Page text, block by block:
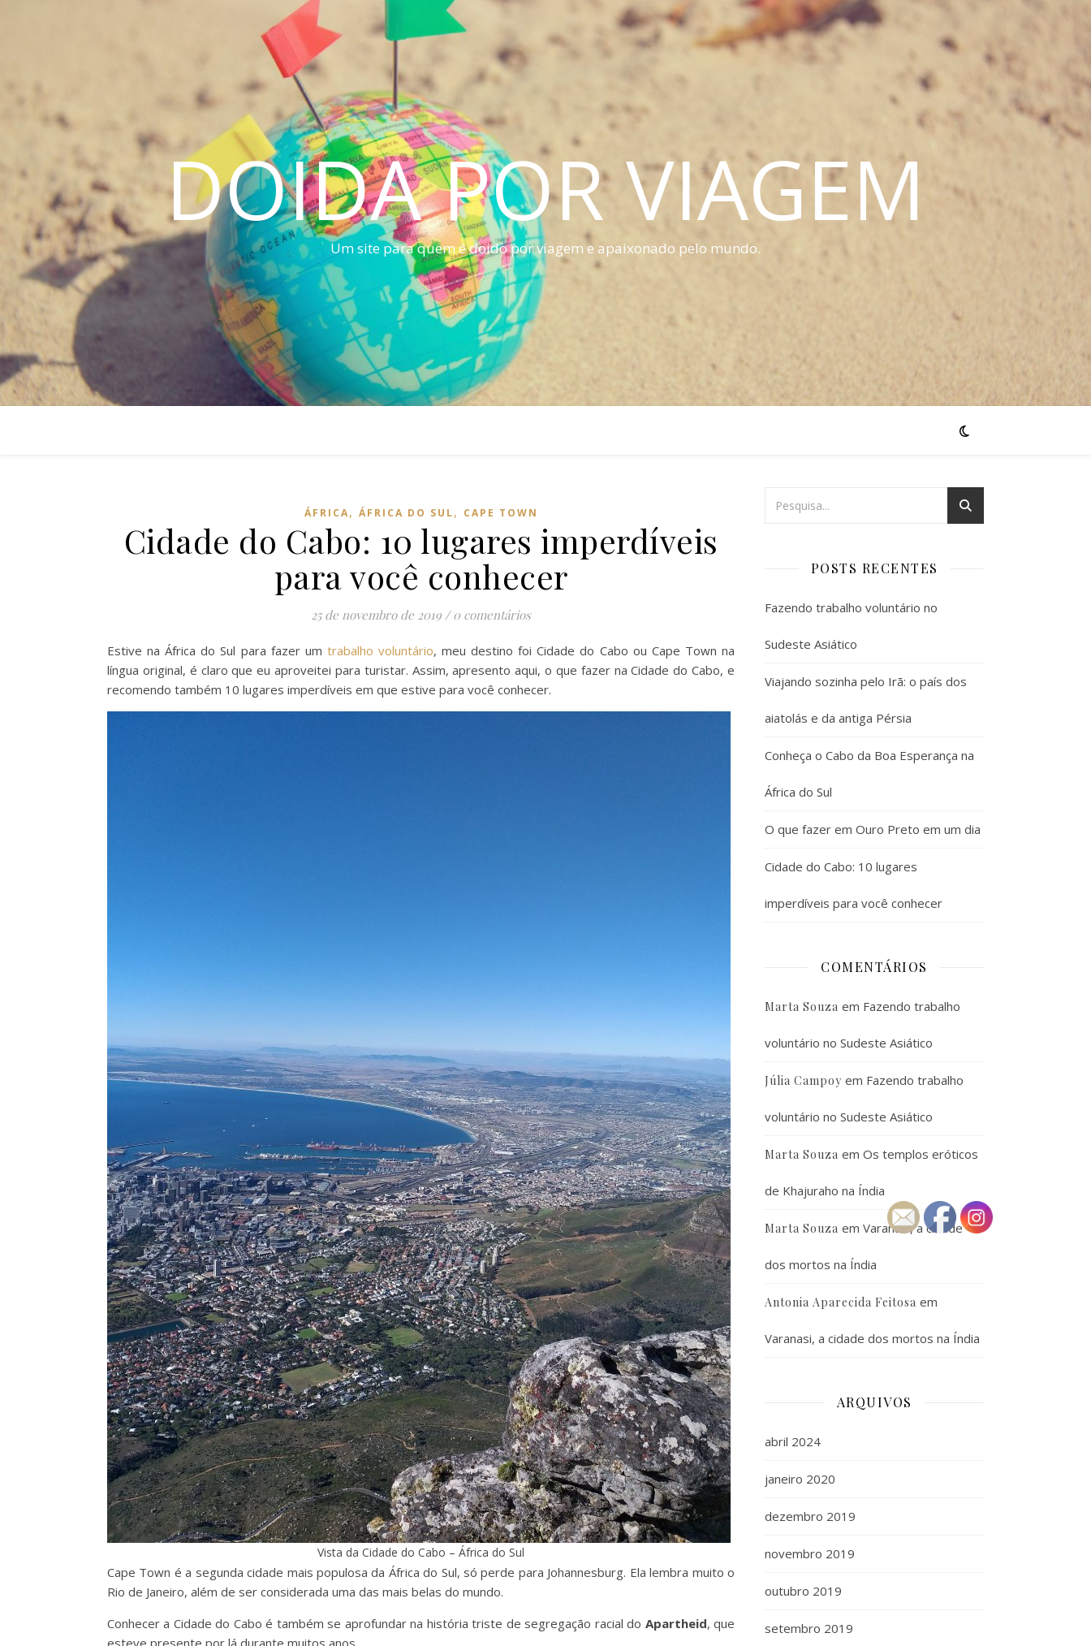
DOIDA POR VIAGEM
Um site para quem é doido por viagem e apaixonado pelo mundo.
ÁFRICA, ÁFRICA DO SUL, CAPE TOWN
Cidade do Cabo: 10 lugares imperdíveis
para você conhecer
25 de novembro de 2019 / 0 comentários
Estive na África do Sul para fazer um trabalho voluntário, meu destino foi Cidade do Cabo ou Cape Town na
língua original, é claro que eu aproveitei para turistar. Assim, apresento aqui, o que fazer na Cidade do Cabo, e
recomendo também 10 lugares imperdíveis em que estive para você conhecer.
Vista da Cidade do Cabo – África do Sul
Cape Town é a segunda cidade mais populosa da África do Sul, só perde para Johannesburg. Ela lembra muito o
Rio de Janeiro, além de ser considerada uma das mais belas do mundo.
Conhecer a Cidade do Cabo é também se aprofundar na história triste de segregação racial do Apartheid, que
esteve presente por lá durante muitos anos.
POSTS RECENTES
Fazendo trabalho voluntário no
Sudeste Asiático
Viajando sozinha pelo Irã: o país dos
aiatolás e da antiga Pérsia
Conheça o Cabo da Boa Esperança na
África do Sul
O que fazer em Ouro Preto em um dia
Cidade do Cabo: 10 lugares
imperdíveis para você conhecer
COMENTÁRIOS
Marta Souza em Fazendo trabalho
voluntário no Sudeste Asiático
Júlia Campoy em Fazendo trabalho
voluntário no Sudeste Asiático
Marta Souza em Os templos eróticos
de Khajuraho na Índia
Marta Souza em Varanasi, a cidade
dos mortos na Índia
Antonia Aparecida Feitosa em
Varanasi, a cidade dos mortos na Índia
ARQUIVOS
abril 2024
janeiro 2020
dezembro 2019
novembro 2019
outubro 2019
setembro 2019